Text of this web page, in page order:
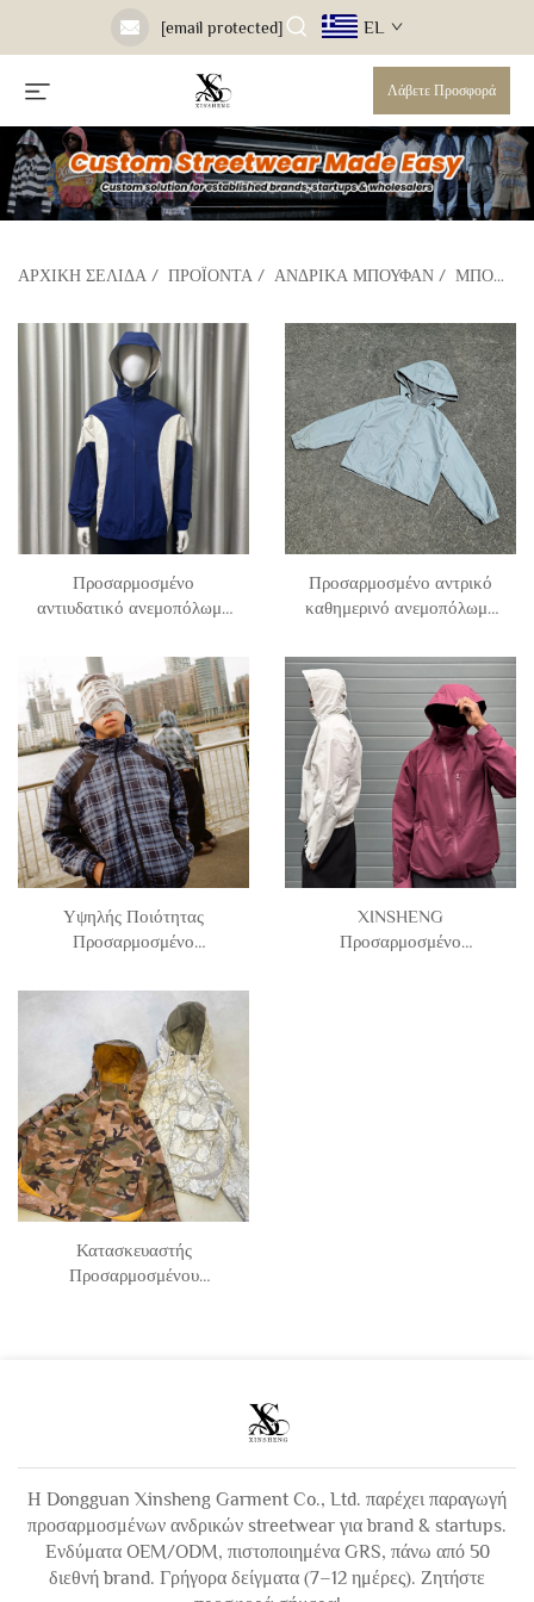
[email protected] EL
Λάβετε Προσφορά
ΑΡΧΙΚΉ ΣΕΛΊΔΑ / ΠΡΟΪΌΝΤΑ / ΑΝΔΡΙΚΆ ΜΠΟΥΦΆΝ / ΜΠΟΜΠΈΡ ΖΑΚΈΤΑ
Προσαρμοσμένο
αντιυδατικό ανεμοπόλωμα
από πολυεστέρα και
νάιλον, με ζιπ και
κουκούλα για άνδρες
Προσαρμοσμένο αντρικό
καθημερινό ανεμοπόλωμα
εσωτερικό, από νάιλον και
πολυεστέρα, κοντό και
ορθογώνιο, με ζιπ και
κουκούλα για άνδρες
Υψηλής Ποιότητας
Προσαρμοσμένο
Άντρες από Νάιλον και
Πολυεστέρα, Με Ζιπ, Σε
Σχέδιο Ρίγες και
Patchwork, Με Κουκούλα,
Για Άντρες
XINSHENG
Προσαρμοσμένο
Κατασκευαστής
Προσαρμοσμένου
Η Dongguan Xinsheng Garment Co., Ltd. παρέχει παραγωγή
προσαρμοσμένων ανδρικών streetwear για brand & startups.
Ενδύματα OEM/ODM, πιστοποιημένα GRS, πάνω από 50
διεθνή brand. Γρήγορα δείγματα (7–12 ημέρες). Ζητήστε